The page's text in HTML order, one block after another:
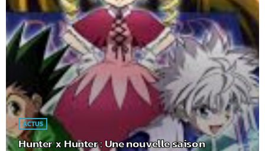
ACTUS
Hunter x Hunter : Une nouvelle saison